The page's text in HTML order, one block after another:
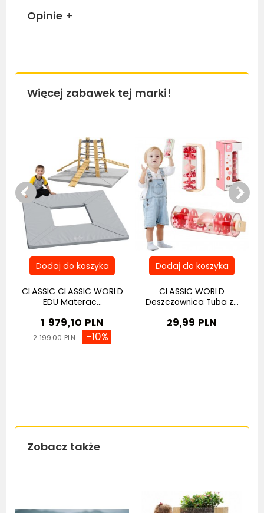
Opinie +
Więcej zabawek tej marki!
CLASSIC CLASSIC WORLD
EDU Materac...
1 979,10 PLN
2 199,00 PLN -10%
CLASSIC WORLD
Deszczownica Tuba z...
29,99 PLN
Zobacz także